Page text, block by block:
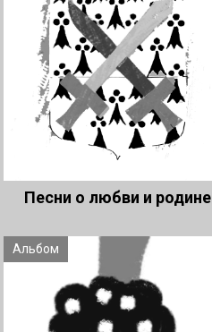
Песни о любви и родине
Альбом